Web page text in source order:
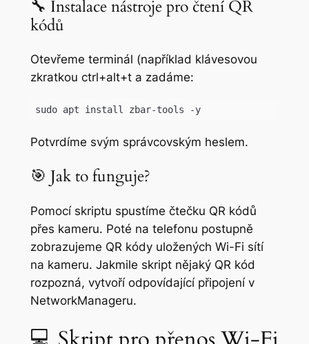
🔧 Instalace nástroje pro čtení QR
kódů
Otevřeme terminál (například klávesovou
zkratkou ctrl+alt+t a zadáme:
sudo apt install zbar-tools -y
Potvrdíme svým správcovským heslem.
🎯 Jak to funguje?
Pomocí skriptu spustíme čtečku QR kódů
přes kameru. Poté na telefonu postupně
zobrazujeme QR kódy uložených Wi-Fi sítí
na kameru. Jakmile skript nějaký QR kód
rozpozná, vytvoří odpovídající připojení v
NetworkManageru.